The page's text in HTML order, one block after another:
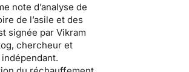
note d’analyse de
de l’asile et des
signée par Vikram
, chercheur et